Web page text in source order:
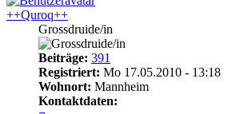
++Quroq++
Grossdruide/in
Beiträge: 391
Registriert: Mo 17.05.2010 - 13:18
Wohnort: Mannheim
Kontaktdaten: